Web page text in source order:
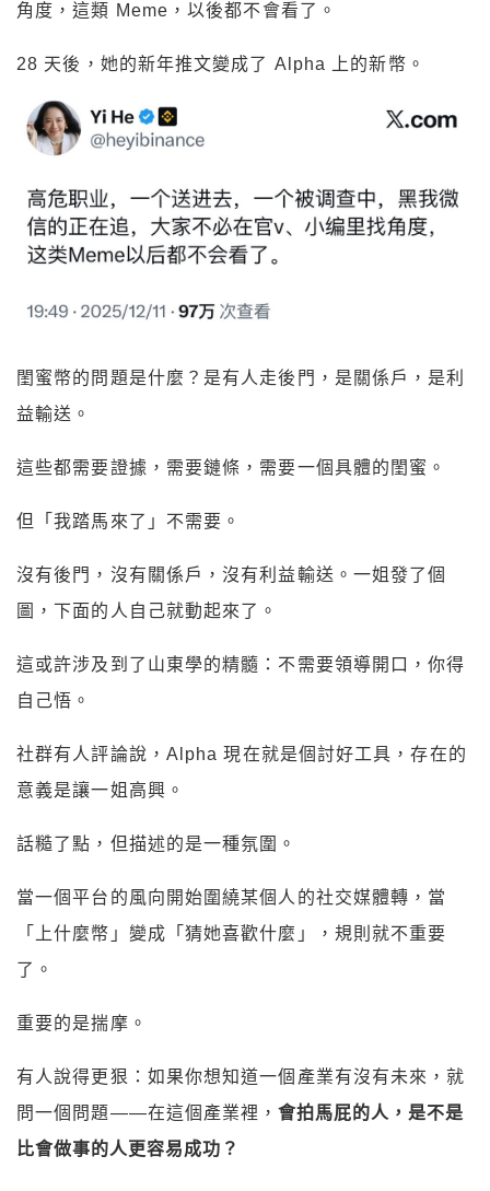
角度，這類 Meme，以後都不會看了。
28 天後，她的新年推文變成了 Alpha 上的新幣。
閨蜜幣的問題是什麼？是有人走後門，是關係戶，是利
益輸送。
這些都需要證據，需要鏈條，需要一個具體的閨蜜。
但「我踏馬來了」不需要。
沒有後門，沒有關係戶，沒有利益輸送。一姐發了個
圖，下面的人自己就動起來了。
這或許涉及到了山東學的精髓：不需要領導開口，你得
自己悟。
社群有人評論說，Alpha 現在就是個討好工具，存在的
意義是讓一姐高興。
話糙了點，但描述的是一種氛圍。
當一個平台的風向開始圍繞某個人的社交媒體轉，當
「上什麼幣」變成「猜她喜歡什麼」，規則就不重要
了。
重要的是揣摩。
有人說得更狠：如果你想知道一個產業有沒有未來，就
問一個問題——在這個產業裡，會拍馬屁的人，是不是
比會做事的人更容易成功？